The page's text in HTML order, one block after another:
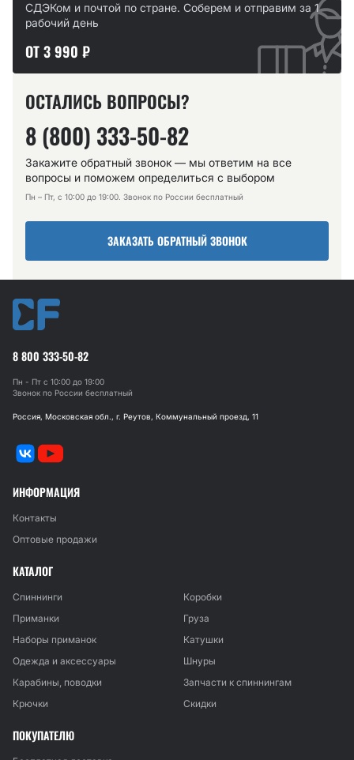
СДЭКом и почтой по стране. Соберем и отправим за 1
рабочий день
ОТ 3 990 ₽
ОСТАЛИСЬ ВОПРОСЫ?
8 (800) 333-50-82
Закажите обратный звонок — мы ответим на все
вопросы и поможем определиться с выбором
Пн – Пт, с 10:00 до 19:00. Звонок по России бесплатный
ЗАКАЗАТЬ ОБРАТНЫЙ ЗВОНОК
8 800 333-50-82
Пн - Пт с 10:00 до 19:00
Звонок по России бесплатный
Россия, Московская обл., г. Реутов, Коммунальный проезд, 11
ИНФОРМАЦИЯ
Контакты
Оптовые продажи
КАТАЛОГ
Спиннинги
Коробки
Приманки
Груза
Наборы приманок
Катушки
Одежда и аксессуары
Шнуры
Карабины, поводки
Запчасти к спиннингам
Крючки
Скидки
ПОКУПАТЕЛЮ